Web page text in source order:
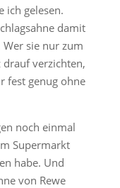
ich gelesen.
damit
sie nur zum
drauf verzichten,
fest genug ohne
noch einmal
Supermarkt
habe. Und
von Rewe